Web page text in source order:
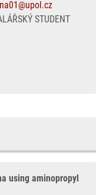
STUDENT
using aminopropyl